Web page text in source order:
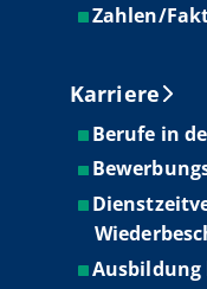
Zahlen/
Karriere
Berufe in
Ausbildung